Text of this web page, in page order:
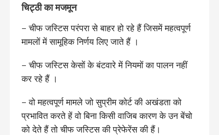
चिट्ठी का मजमून
– चीफ जस्टिस परंपरा से बाहर हो रहे हैं जिसमें महत्वपूर्ण
मामलों में सामूहिक निर्णय लिए जाते हैं ।
– चीफ जस्टिस केसों के बंटवारे में नियमों का पालन नहीं
कर रहे हैं ।
– वो महत्वपूर्ण मामले जो सुप्रीम कोर्ट की अखंडता को
प्रभावित करते हें वो बिना किसी वाजिब कारण के उन बेंचो
को देते हैं तो चीफ जस्टिस की प्रेफेरेंस की हैं।